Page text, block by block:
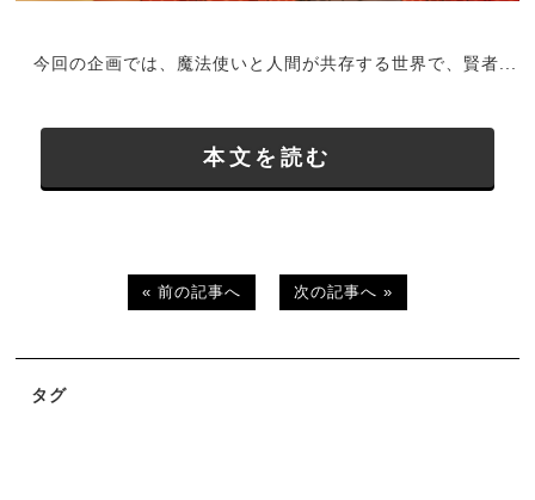
今回の企画では、魔法使いと⼈間が共存する世界で、賢者...
本文を読む
« 前の記事へ 次の記事へ »
タグ